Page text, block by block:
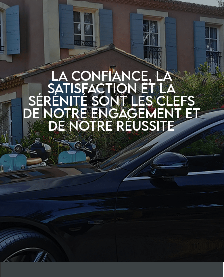
La confiance, la
satisfaction et la
sérénité sont les clefs
de notre engagement et
de notre réussite